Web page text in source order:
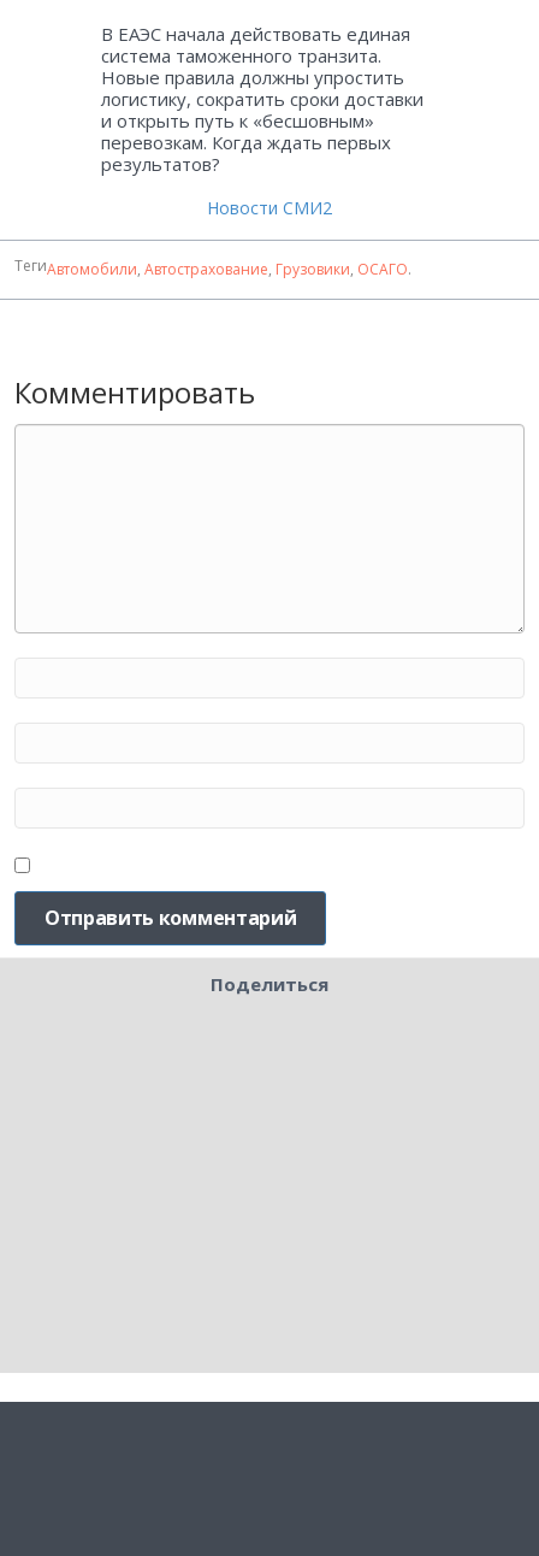
В ЕАЭС начала действовать единая
система таможенного транзита.
Новые правила должны упростить
логистику, сократить сроки доставки
и открыть путь к «бесшовным»
перевозкам. Когда ждать первых
результатов?
Новости СМИ2
ТегиАвтомобили, Автострахование, Грузовики, ОСАГО.
Комментировать
Поделиться